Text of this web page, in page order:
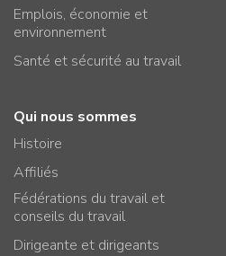
Emplois, économie et
environnement
Santé et sécurité au travail
Qui nous sommes
Histoire
Affiliés
Fédérations du travail et
conseils du travail
Dirigeante et dirigeants